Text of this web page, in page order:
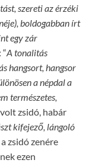
szereti az érzéki
boldogabban írt
egy zár
A tonalitás
hangsort, hangsor
a népdal a
természetes,
zsidó, habár
kifejező, lángoló
zsidó zenére
ezen